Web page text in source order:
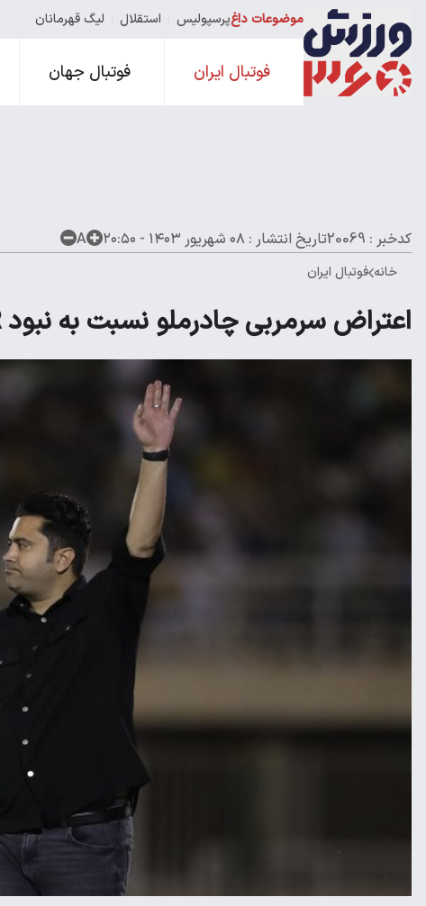
موضوعات داغپرسپولیس استقلال لیگ قهرمانان
فوتبال ایران فوتبال جهان
کدخبر : 20069 تاریخ انتشار : ۰۸ شهریور ۱۴۰۳ - ۲۰:۵۰ A
خانه فوتبال ایران
اعتراض سرمربی چادرملو نسبت به نبود VAR در بازی‌های این تیم